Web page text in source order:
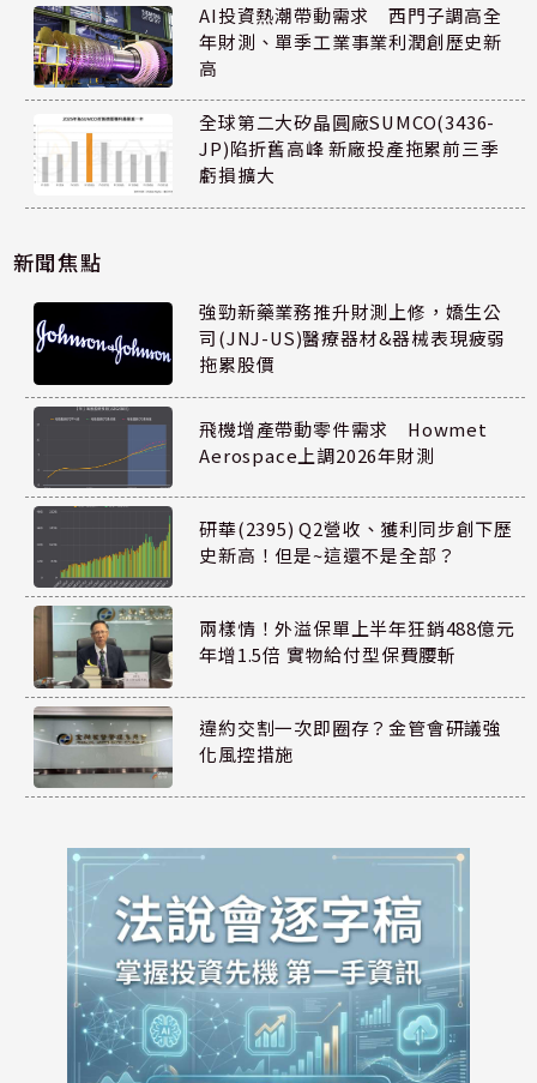
AI投資熱潮帶動需求 西門子調高全
年財測、單季工業事業利潤創歷史新
高
全球第二大矽晶圓廠SUMCO(3436-
JP)陷折舊高峰 新廠投產拖累前三季
虧損擴大
新聞焦點
強勁新藥業務推升財測上修，嬌生公
司(JNJ-US)醫療器材&器械表現疲弱
拖累股價
飛機增產帶動零件需求 Howmet
Aerospace上調2026年財測
研華(2395) Q2營收、獲利同步創下歷
史新高！但是~這還不是全部？
兩樣情！外溢保單上半年狂銷488億元
年增1.5倍 實物給付型保費腰斬
違約交割一次即圈存？金管會研議強
化風控措施